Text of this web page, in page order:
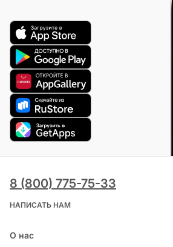
8 (800) 775-75-33
НАПИСАТЬ НАМ
О нас